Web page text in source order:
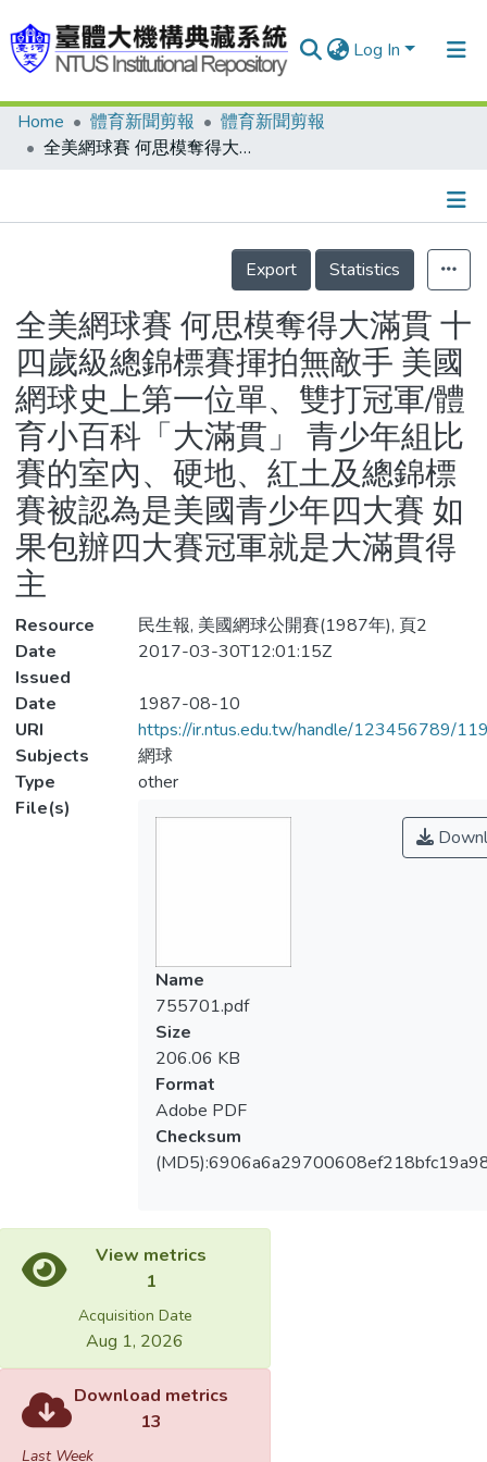
Log In
Communities & Collections
Statistics
Home 體育新聞剪報
體育新聞剪報
全美網球賽 何思模奪得大滿貫 十四歲級總錦標賽揮拍無敵手 美國網球史上第一位單、雙打冠軍/體育小百科「大滿貫」 青少年組比賽的室內、硬地、紅土及總錦標賽被認為是美國青少年四大賽 如果包辦四大賽冠軍就是大滿貫得主
Details
Export
Statistics
全美網球賽 何思模奪得大滿貫 十
四歲級總錦標賽揮拍無敵手 美國
網球史上第一位單、雙打冠軍/體
育小百科「大滿貫」 青少年組比
賽的室內、硬地、紅土及總錦標
賽被認為是美國青少年四大賽 如
果包辦四大賽冠軍就是大滿貫得
主
Resource
民生報, 美國網球公開賽(1987年), 頁2
Date
Issued
2017-03-30T12:01:15Z
Date
1987-08-10
URI
https://ir.ntus.edu.tw/handle/123456789/
Subjects
網球
Type
other
File(s)
Name
755701.pdf
Size
206.06 KB
Format
Adobe PDF
Checksum
View metrics
1
Acquisition Date
Aug 1, 2026
Download metrics
13
Last Week